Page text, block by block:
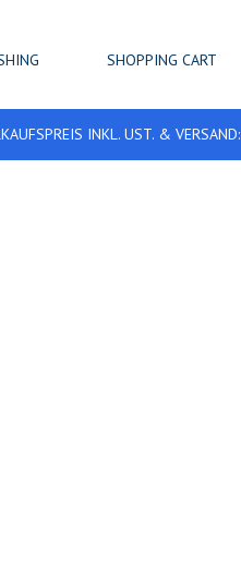
SHOPPING CART
INKL. UST. & VERSAND: